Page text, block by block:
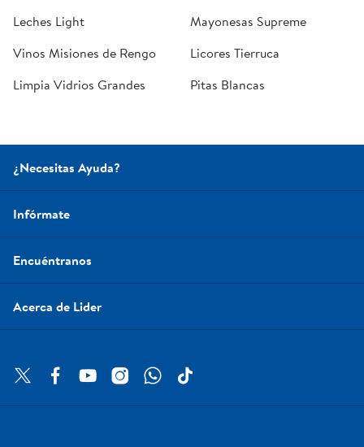
Leches Light
Mayonesas Supreme
Vinos Misiones de Rengo
Licores Tierruca
Limpia Vidrios Grandes
Pitas Blancas
¿Necesitas Ayuda?
Infórmate
Encuéntranos
Acerca de Lider